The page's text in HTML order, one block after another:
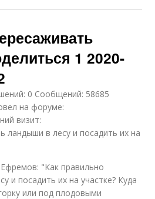
1 2020-
0 Сообщений: 58685
на форуме:
визит:
ландыши в лесу и посадить их на
"Как правильно
и посадить их на участке? Куда
или под плодовыми